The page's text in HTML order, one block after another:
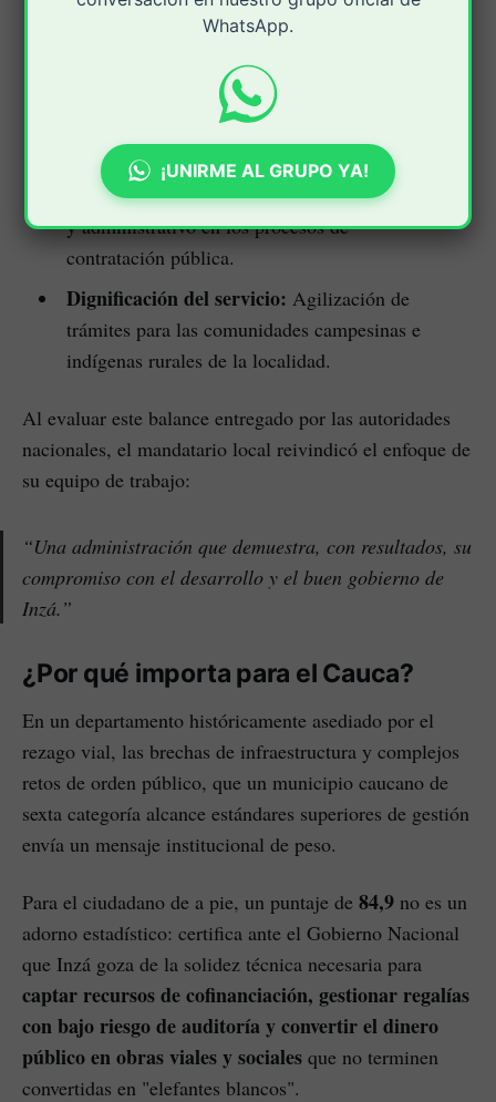
del presupuesto orientada a las metas del Plan
Gobierno abierto:Mejora en el acceso a la
información pública, canales de atención
ciudadana y rendición de cuentas.
Control interno mitigador:Blindaje jurídico
y administrativo en los procesos de
contratación pública.
Dignificación del servicio: Agilización de
trámites para las comunidades campesinas e
indígenas rurales de la localidad.
Al evaluar este balance entregado por las autoridades
nacionales, el mandatario local reivindicó el enfoque de
su equipo de trabajo:
“Una administración que demuestra, con resultados, su
compromiso con el desarrollo y el buen gobierno de
Inzá.”
¿Por qué importa para el Cauca?
En un departamento históricamente asediado por el
rezago vial, las brechas de infraestructura y complejos
retos de orden público, que un municipio caucano de
sexta categoría alcance estándares superiores de gestión
envía un mensaje institucional de peso.
Para el ciudadano de a pie, un puntaje de 84,9 no es un
adorno estadístico: certifica ante el Gobierno Nacional
que Inzá goza de la solidez técnica necesaria para
captar recursos de cofinanciación, gestionar regalías
con bajo riesgo de auditoría y convertir el dinero
público en obras viales y sociales que no terminen
convertidas en "elefantes blancos".
WhatsApp.
¡UNIRME AL GRUPO YA!